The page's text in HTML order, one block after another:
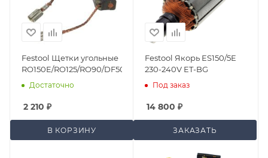
Festool Щетки угольные
RO150E/RO125/RO90/DF500
Достаточно
2 210 ₽
В КОРЗИНУ
Festool Якорь ES150/5E
230-240V ET-BG
Под заказ
14 800 ₽
ЗАКАЗАТЬ